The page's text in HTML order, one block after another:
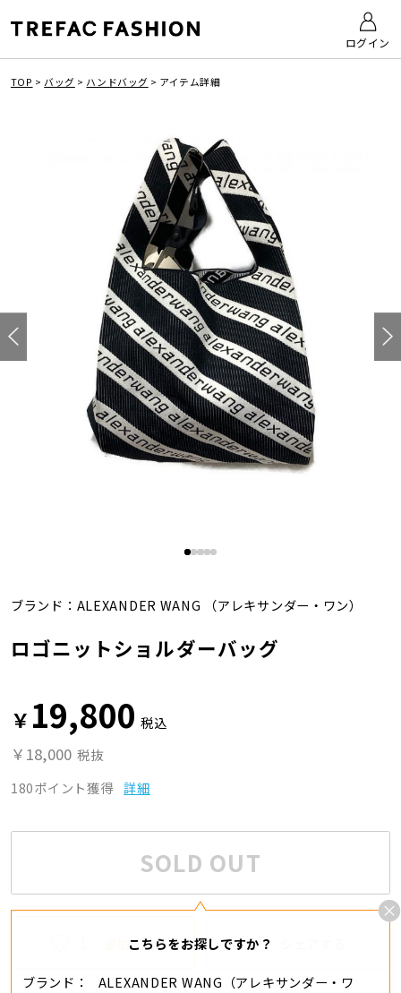
ログイン
TOP >バッグ > ハンドバッグ > アイテム詳細
ブランド： ALEXANDER WANG （アレキサンダー・ワン）
ロゴニットショルダーバッグ
￥ 19,800 税込
￥18,000 税抜
180ポイント獲得 詳細
SOLD OUT
こちらをお探しですか？
ブランド
ALEXANDER WANG（アレキサンダー・ワ
追加する